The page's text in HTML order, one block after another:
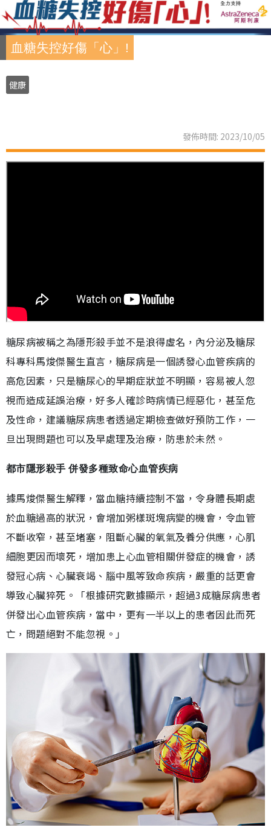
血糖失控好傷「心」!
健康
發佈時間: 2023/10/05
糖尿病被稱之為隱形殺手並不是浪得虛名，內分泌及糖尿
科專科馬焌傑醫生直言，糖尿病是一個誘發心血管疾病的
高危因素，只是糖尿心的早期症狀並不明顯，容易被人忽
視而造成延誤治療，好多人確診時病情已經惡化，甚至危
及性命，建議糖尿病患者透過定期檢查做好預防工作，一
旦出現問題也可以及早處理及治療，防患於未然。
都市隱形殺手 併發多種致命心血管疾病
據馬焌傑醫生解釋，當血糖持續控制不當，令身體長期處
於血糖過高的狀況，會增加粥樣斑塊病變的機會，令血管
不斷收窄，甚至堵塞，阻斷心臟的氧氣及養分供應，心肌
細胞更因而壞死，增加患上心血管相關併發症的機會，誘
發冠心病、心臟衰竭、腦中風等致命疾病，嚴重的話更會
導致心臟猝死。「根據研究數據顯示，超過3成糖尿病患者
併發出心血管疾病，當中，更有一半以上的患者因此而死
亡，問題絕對不能忽視。」